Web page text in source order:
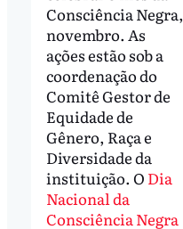
Consciência Negra,
novembro. As
ações estão sob a
coordenação do
Comitê Gestor de
Equidade de
Gênero, Raça e
Diversidade da
instituição. O Dia
Nacional da
Consciência Negra